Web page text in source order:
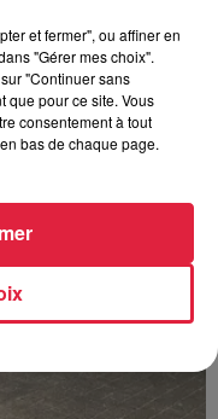
et fermer", ou affiner en
"Gérer mes choix".
"Continuer sans
que pour ce site. Vous
consentement à tout
bas de chaque page.